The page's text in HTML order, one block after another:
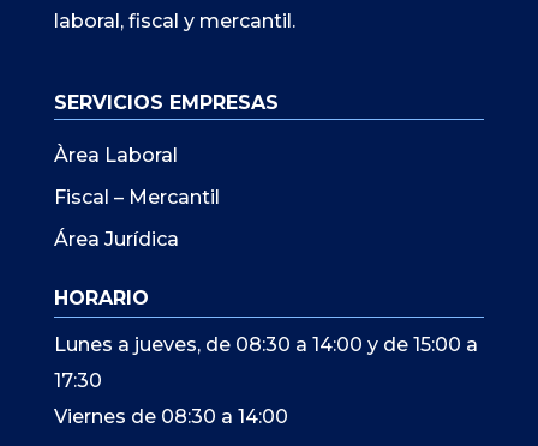
laboral, fiscal y mercantil.
SERVICIOS EMPRESAS
Àrea Laboral
Fiscal – Mercantil
Área Jurídica
HORARIO
Lunes a jueves, de 08:30 a 14:00 y de 15:00 a
17:30
Viernes de 08:30 a 14:00